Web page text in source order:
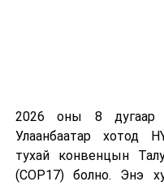
2026 оны 8 дугаар
Улаанбаатар хотод
тухай конвенцын
(COP17) болно. Энэ